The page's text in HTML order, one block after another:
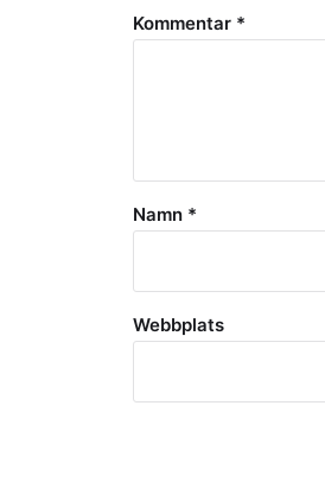
Kommentar *
Namn *
Webbplats